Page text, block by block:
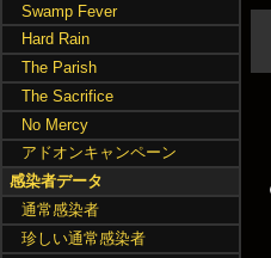
Swamp Fever
Hard Rain
The Parish
The Sacrifice
No Mercy
アドオンキャンペーン
感染者データ
通常感染者
珍しい通常感染者